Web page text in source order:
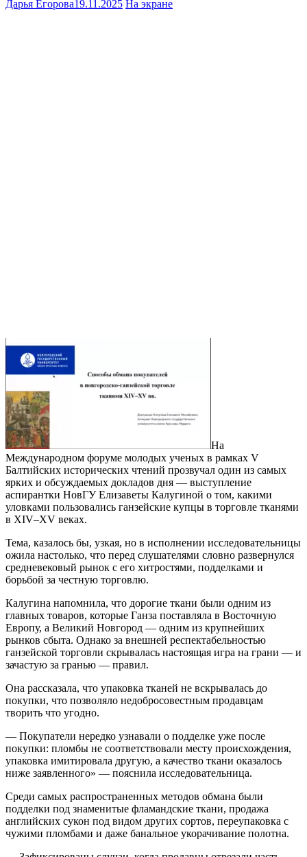
Дарья Егорова19.11.2025 На экране
На
Международном форуме молодых ученых в рамках V
Балтийских исторических чтений прозвучал один из самых
ярких и обсуждаемых докладов дня — выступление
аспирантки НовГУ Елизаветы Калугиной о том, какими
уловками пользовались ганзейские купцы в торговле тканями
в XIV–XV веках.
Тема, казалось бы, узкая, но в исполнении исследовательницы
ожила настолько, что перед слушателями словно развернулся
средневековый рынок с его хитростями, подделками и
борьбой за честную торговлю.
Калугина напомнила, что дорогие ткани были одним из
главных товаров, которые Ганза поставляла в Восточную
Европу, а Великий Новгород — одним из крупнейших
рынков сбыта. Однако за внешней респектабельностью
ганзейской торговли скрывалась настоящая игра на грани — и
зачастую за гранью — правил.
Она рассказала, что упаковка тканей не вскрывалась до
покупки, что позволяло недобросовестным продавцам
творить что угодно.
— Покупатели нередко узнавали о подделке уже после
покупки: пломбы не соответствовали месту происхождения,
упаковка имитировала другую, а качество ткани оказалось
ниже заявленного» — пояснила исследовательница.
Среди самых распространенных методов обмана были
подделки под знаменитые фламандские ткани, продажа
английских сукон под видом других сортов, переупаковка с
чужими пломбами и даже банальное укорачивание полотна.